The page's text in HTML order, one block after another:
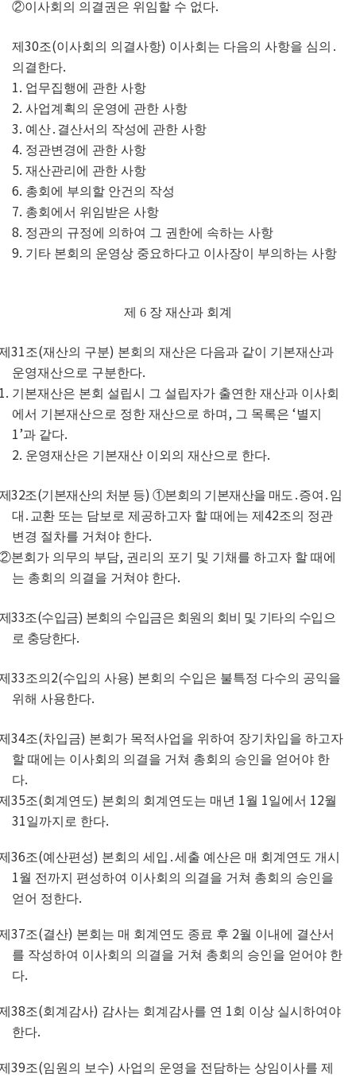
②이사회의 의결권은 위임할 수 없다.
제 30조(이사회의 의결사항) 이사회는 다음의 사항을 심의 ․
의결한다.
1. 업무집행에 관한 사항
2. 사업계획의 운영에 관한 사항
3. 예산․ 결산서의 작성에 관한 사항
4. 정관변경에 관한 사항
5. 재산관리에 관한 사항
6. 총회에 부의할 안건의 작성
7. 총회에서 위임받은 사항
8. 정관의 규정에 의하여 그 권한에 속하는 사항
9. 기타 본회의 운영상 중요하다고 이사장이 부의하는 사항
제 6 장 재산과 회계
31조(재산의 구분) 본회의 재산은 다음과 같이 기본재산과
운영재산으로 구분한다.
기본재산은 본회 설립시 그 설립자가 출연한 재산과 이사회
에서 기본재산으로 정한 재산으로 하며 , 그 목록은 ‘별지
1’과 같다.
2. 운영재산은 기본재산 이외의 재산으로 한다.
32조(기본재산의 처분 등) ①본회의 기본재산을 매도 ․증여 ․ 임
대 ․ 교환 또는 담보로 제공하고자 할 때에는 제 42조의 정관
변경 절차를 거쳐야 한다.
본회가 의무의 부담, 권리의 포기 및 기채를 하고자 할 때에
는 총회의 의결을 거쳐야 한다.
33조(수입금) 본회의 수입금은 회원의 회비 및 기타의 수입으
로 충당한다.
33조의 2(수입의 사용) 본회의 수입은 불특정 다수의 공익을
위해 사용한다.
34조(차입금) 본회가 목적사업을 위하여 장기차입을 하고자
할 때에는 이사회의 의결을 거쳐 총회의 승인을 얻어야 한
다.
35조(회계연도) 본회의 회계연도는 매년 1월 1일에서 12월
31일까지로 한다.
36조(예산편성) 본회의 세입 ․세출 예산은 매 회계연도 개시
1월 전까지
편성하여 이사회의 의결을 거쳐 총회의 승인을
얻어 정한다.
37조(결산) 본회는 매 회계연도 종료 후 2월 이내에 결산서
를 작성하여 이사회의 의결을 거쳐 총회의 승인을 얻어야 한
다.
38조(회계감사) 감사는 회계감사를 연 1회 이상 실시하여야
한다.
39조(임원의 보수)사업의 운영을 전담하는 상임이사를 제